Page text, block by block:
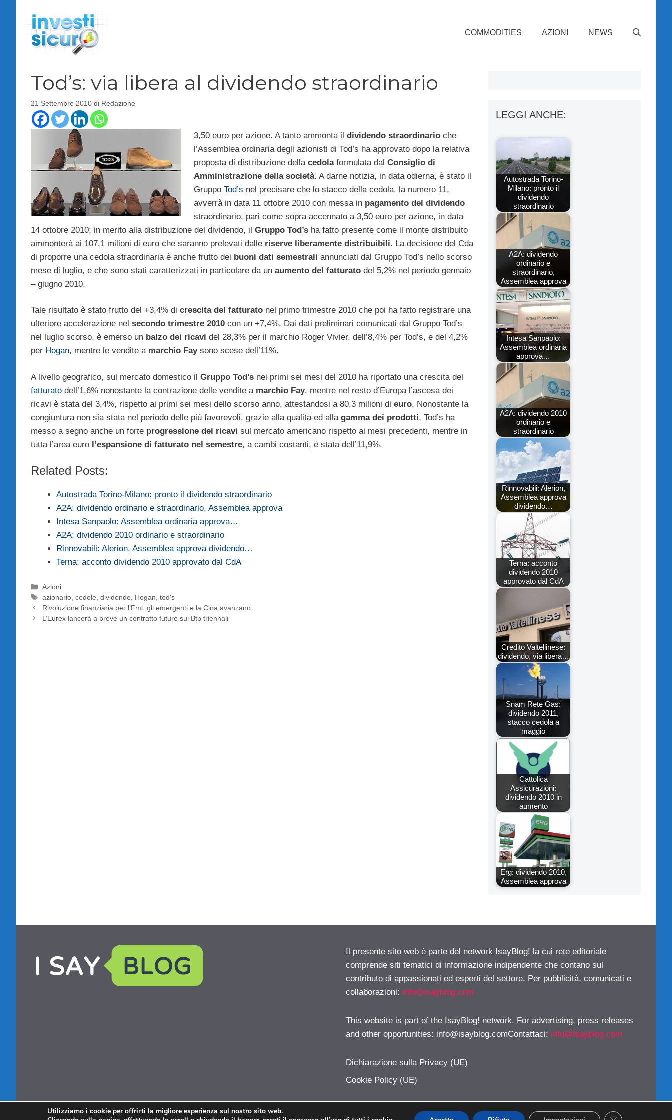
contenuto
COMMODITIES AZIONI NEWS
Tod’s: via libera al dividendo straordinario
21 Settembre 2010 di Redazione
3,50 euro per azione. A tanto ammonta il dividendo straordinarioche
l’Assemblea ordinaria degli azionisti di Tod’s ha approvato dopo la relativa
proposta di distribuzione dellacedolaformulata dal Consiglio di
Amministrazione della società. A darne notizia, in data odierna, è stato il
Gruppo Tod’s nel precisare che lo stacco della cedola, la numero 11,
avverrà in data 11 ottobre 2010 con messa in pagamento del dividendo
straordinario, pari come sopra accennato a 3,50 euro per azione, in data
14 ottobre 2010; in merito alla distribuzione del dividendo, il Gruppo Tod’s ha fatto presente come il monte distribuito
ammonterà ai 107,1 milioni di euro che saranno prelevati dalle riserve liberamente distribuibili. La decisione del Cda
di proporre una cedola straordinaria è anche frutto dei buoni dati semestrali annunciati dal Gruppo Tod’s nello scorso
mese di luglio, e che sono stati caratterizzati in particolare da un aumento del fatturato del 5,2% nel periodo gennaio
– giugno 2010.
Tale risultato è stato frutto del +3,4% di crescita del fatturato nel primo trimestre 2010 che poi ha fatto registrare una
ulteriore accelerazione nel secondo trimestre 2010 con un +7,4%. Dai dati preliminari comunicati dal Gruppo Tod’s
nel luglio scorso, è emerso un balzo dei ricavi del 28,3% per il marchio Roger Vivier, dell’8,4% per Tod’s, e del 4,2%
per Hogan, mentre le vendite a marchio Faysono scese dell’11%.
A livello geografico, sul mercato domestico il Gruppo Tod’s nei primi sei mesi del 2010 ha riportato una crescita del
fatturato dell’1,6% nonostante la contrazione delle vendite a marchio Fay, mentre nel resto d’Europa l’ascesa dei
ricavi è stata del 3,4%, rispetto ai primi sei mesi dello scorso anno, attestandosi a 80,3 milioni di euro. Nonostante la
congiuntura non sia stata nel periodo delle più favorevoli, grazie alla qualità ed alla gamma dei prodotti, Tod’s ha
messo a segno anche un forte progressione dei ricavi sul mercato americano rispetto ai mesi precedenti, mentre in
tutta l’area euro l’espansione di fatturato nel semestre, a cambi costanti, è stata dell’11,9%.
Related Posts:
Autostrada Torino-Milano: pronto il dividendo straordinario
A2A: dividendo ordinario e straordinario, Assemblea approva
Intesa Sanpaolo: Assemblea ordinaria approva…
A2A: dividendo 2010 ordinario e straordinario
Rinnovabili: Alerion, Assemblea approva dividendo…
Terna: acconto dividendo 2010 approvato dal CdA
Categorie
Azioni
Tag
azionario ,cedole ,dividendo Hogan ,tod's
Rivoluzione finanziaria per l’Fmi: gli emergenti e la Cina avanzano
L’Eurex lancerà a breve un contratto future sui Btp triennali
LEGGI ANCHE:
Autostrada Torino-
Milano: pronto il
dividendo
straordinario
A2A: dividendo
ordinario e
straordinario,
Assemblea approva
Intesa Sanpaolo:
Assemblea ordinaria
approva…
A2A: dividendo 2010
ordinario e
straordinario
Rinnovabili: Alerion,
Assemblea approva
dividendo…
Terna: acconto
dividendo 2010
approvato dal CdA
Credito Valtellinese:
dividendo, via libera…
Snam Rete Gas:
dividendo 2011,
stacco cedola a
maggio
Cattolica
Assicurazioni:
dividendo 2010 in
aumento
Erg: dividendo 2010,
Assemblea approva
Il presente sito web è parte del network IsayBlog! la cui rete editoriale
comprende siti tematici di informazione indipendente che contano sul
contributo di appassionati ed esperti del settore. Per pubblicità, comunicati e
collaborazioni: info@isayblog.com
This website is part of the IsayBlog! network. For advertising, press releases
and other opportunities: info@isayblog.comContattaci: info@isayblog.com
Dichiarazione sulla Privacy (UE)
Cookie Policy (UE)
Utilizziamo i cookie per offrirti la migliore esperienza sul nostro sito web.
CLOSE GDPR